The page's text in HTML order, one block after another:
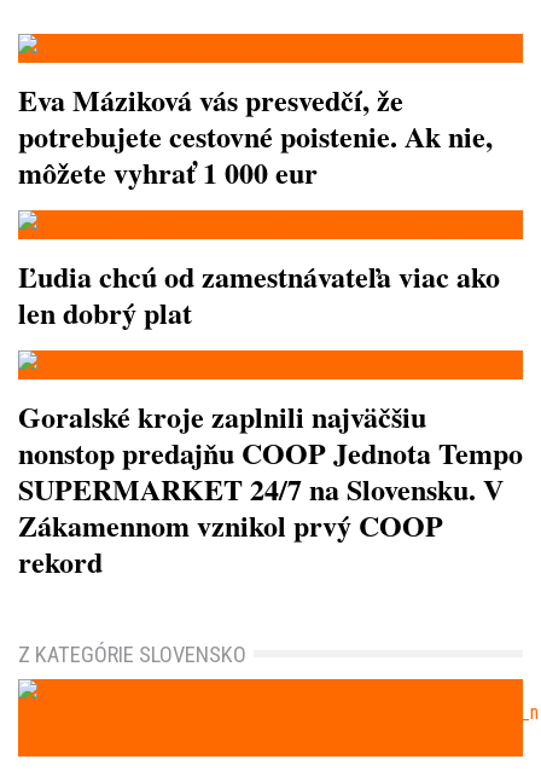
Eva Máziková vás presvedčí, že
potrebujete cestovné poistenie. Ak nie,
môžete vyhrať 1 000 eur
Ľudia chcú od zamestnávateľa viac ako
len dobrý plat
Goralské kroje zaplnili najväčšiu
nonstop predajňu COOP Jednota Tempo
SUPERMARKET 24/7 na Slovensku. V
Zákamennom vznikol prvý COOP
rekord
Z KATEGÓRIE SLOVENSKO